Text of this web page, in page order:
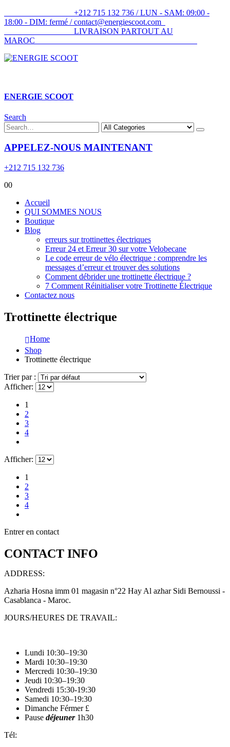
+212 715 132 736 / LUN - SAM: 09:00 -
18:00 - DIM: fermé / contact@energiescoot.com
LIVRAISON PARTOUT AU
MAROC
ENERGIE SCOOT​
Search
APPELEZ-NOUS MAINTENANT
+212 715 132 736
00
Accueil
QUI SOMMES NOUS
Boutique
Blog
erreurs sur trottinettes électriques
Erreur 24 et Erreur 30 sur votre Velobecane
Le code erreur de vélo électrique : comprendre les
messages d’erreur et trouver des solutions
Comment débrider une trottinette électrique ?
7 Comment Réinitialiser votre Trottinette Électrique
Contactez nous
Trottinette électrique
Home
Shop
Trottinette électrique
Trier par :
Afficher:
1
2
3
4
Afficher:
1
2
3
4
Entrer en contact
CONTACT INFO
ADDRESS:
Azharia Hosna imm 01 magasin n°22 Hay Al azhar Sidi Bernoussi -
Casablanca - Maroc.
JOURS/HEURES DE TRAVAIL:
Lundi 10:30–19:30
Mardi 10:30–19:30
Mercredi 10:30–19:30
Jeudi 10:30–19:30
Vendredi 15:30-19:30
Samedi 10:30–19:30
Dimanche Férmer £
Pause déjeuner1h30
Tél: